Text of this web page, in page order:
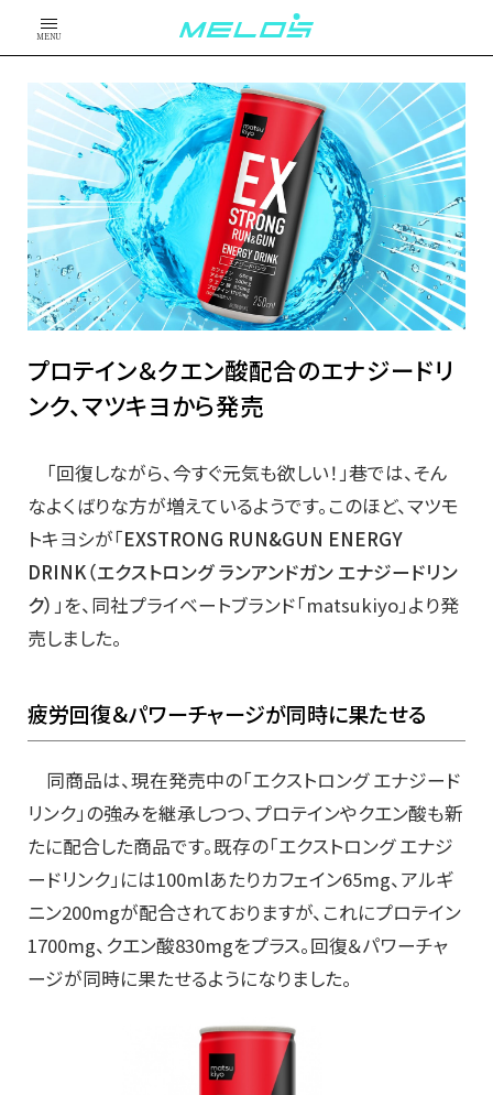
MENU
プロテイン＆クエン酸配合のエナジードリ
ンク、マツキヨから発売
「回復しながら、今すぐ元気も欲しい！」巷では、そん
なよくばりな方が増えているようです。このほど、マツモ
トキヨシが「EXSTRONG RUN&GUN ENERGY
DRINK（エクストロング ランアンドガン エナジードリン
ク） 」を、同社プライベートブランド「matsukiyo」より発
売しました。
疲労回復＆パワーチャージが同時に果たせる
同商品は、現在発売中の「エクストロング エナジード
リンク」の強みを継承しつつ、プロテインやクエン酸も新
たに配合した商品です。既存の「エクストロング エナジ
ードリンク」には100mlあたりカフェイン65mg、アルギ
ニン200mgが配合されておりますが、これにプロテイン
1700mg、クエン酸830mgをプラス。回復＆パワーチャ
ージが同時に果たせるようになりました。